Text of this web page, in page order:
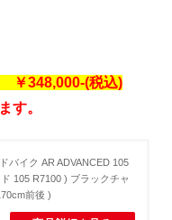
￥348,000-(税込)
す。
バイク AR ADVANCED 105
105 R7100 ) ブラックチャ
前後 )